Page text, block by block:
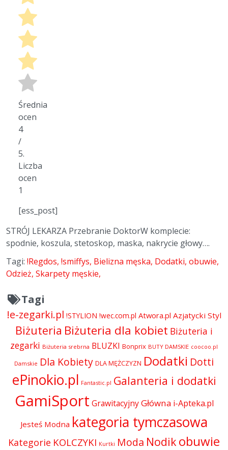
Średnia
ocen
4
/
5.
Liczba
ocen
1
[ess_post]
STRÓJ LEKARZA Przebranie DoktorW komplecie:
spodnie, koszula, stetoskop, maska, nakrycie głowy….
Tagi: !Regdos !smiffys Bielizna męska Dodatki obuwie
Odzież Skarpety męskie
Tagi
!e-zegarki.pl !STYLION !wec.com.pl Atwora.pl Azjatycki Styl
Biżuteria Biżuteria dla kobiet Biżuteria i
zegarki Biżuteria srebrna BLUZKI Bonprix BUTY DAMSKIE coocoo.pl
Damskie Dla Kobiety DLA MĘŻCZYZN Dodatki Dotti
ePinokio.pl Fantastic.pl Galanteria i dodatki
GamiSport Grawitacyjny Główna i-Apteka.pl
Jesteś Modna kategoria tymczasowa
Kategorie KOLCZYKI Kurtki Moda Nodik obuwie